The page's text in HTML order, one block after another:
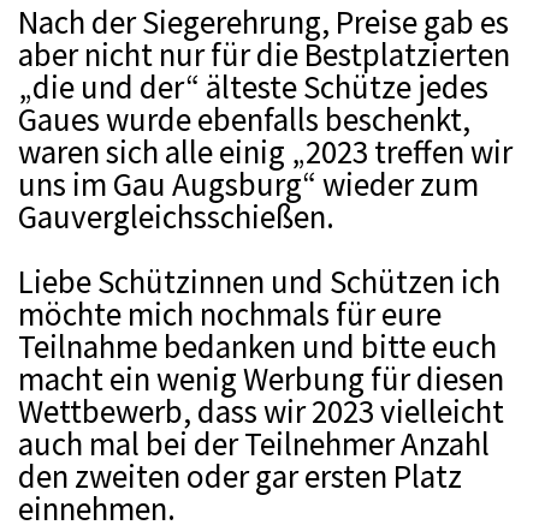
Nach der Siegerehrung, Preise gab es
aber nicht nur für die Bestplatzierten
„die und der“ älteste Schütze jedes
Gaues wurde ebenfalls beschenkt,
waren sich alle einig „2023 treffen wir
uns im Gau Augsburg“ wieder zum
Gauvergleichsschießen.
Liebe Schützinnen und Schützen ich
möchte mich nochmals für eure
Teilnahme bedanken und bitte euch
macht ein wenig Werbung für diesen
Wettbewerb, dass wir 2023 vielleicht
auch mal bei der Teilnehmer Anzahl
den zweiten oder gar ersten Platz
einnehmen.